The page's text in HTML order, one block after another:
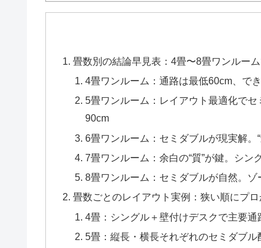
畳数別の結論早見表：4畳〜8畳ワンルー
4畳ワンルーム：通路は最低60cm、で
5畳ワンルーム：レイアウト最適化でセ
90cm
6畳ワンルーム：セミダブルが現実解。
7畳ワンルーム：余白の“質”が鍵。シ
8畳ワンルーム：セミダブルが自然。
畳数ごとのレイアウト実例：狭い順にプ
4畳：シングル＋壁付けデスクで主要通
5畳：縦長・横長それぞれのセミダブル